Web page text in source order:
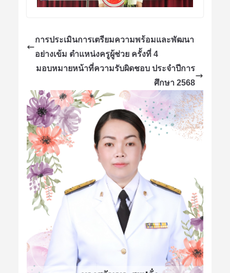
การประเมินการเตรียมความพร้อมและพัฒนา
อย่างเข้ม ตำแหน่งครูผู้ช่วย ครั้งที่ 4
มอบหมายหน้าที่ความรับผิดชอบ ประจำปีการ
ศึกษา 2568